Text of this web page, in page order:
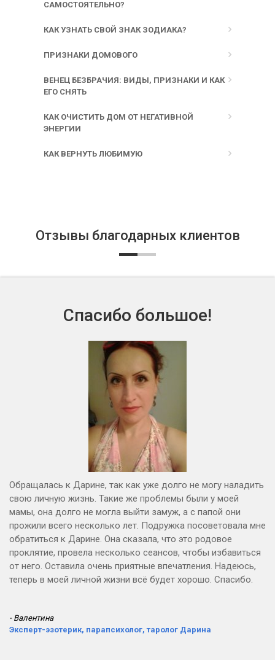
САМОСТОЯТЕЛЬНО?
КАК УЗНАТЬ СВОЙ ЗНАК ЗОДИАКА?
ПРИЗНАКИ ДОМОВОГО
ВЕНЕЦ БЕЗБРАЧИЯ: ВИДЫ, ПРИЗНАКИ И КАК
ЕГО СНЯТЬ
КАК ОЧИСТИТЬ ДОМ ОТ НЕГАТИВНОЙ
ЭНЕРГИИ
КАК ВЕРНУТЬ ЛЮБИМУЮ
Отзывы благодарных клиентов
Спасибо большое!
Обращалась к Дарине, так как уже долго не могу наладить
свою личную жизнь. Такие же проблемы были у моей
мамы, она долго не могла выйти замуж, а с папой они
прожили всего несколько лет. Подружка посоветовала мне
обратиться к Дарине. Она сказала, что это родовое
проклятие, провела несколько сеансов, чтобы избавиться
от него. Оставила очень приятные впечатления. Надеюсь,
теперь в моей личной жизни всё будет хорошо. Спасибо.
- Валентина
Эксперт-эзотерик, парапсихолог, таролог Дарина